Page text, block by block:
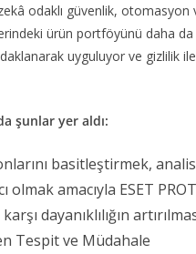
odaklı güvenlik,
ürün portföyünü daha da
uyguluyor ve gizlilik
şunlar yer aldı:
basitleştirmek,
olmak amacıyla ESET
dayanıklılığın
Tespit ve Müdahale